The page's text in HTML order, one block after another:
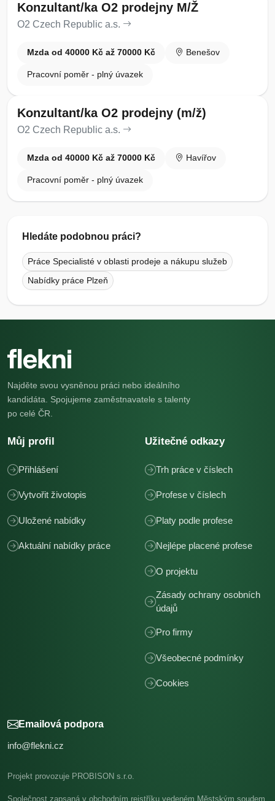
Konzultant/ka O2 prodejny M/Ž
O2 Czech Republic a.s.
Mzda od 40000 Kč až 70000 Kč Benešov
Pracovní poměr - plný úvazek
Konzultant/ka O2 prodejny (m/ž)
O2 Czech Republic a.s.
Mzda od 40000 Kč až 70000 Kč Havířov
Pracovní poměr - plný úvazek
Hledáte podobnou práci?
Práce Specialisté v oblasti prodeje a nákupu služeb
Nabídky práce Plzeň
Najděte svou vysněnou práci nebo ideálního
kandidáta. Spojujeme zaměstnavatele s talenty
po celé ČR.
Můj profil
Přihlášení
Vytvořit životopis
Uložené nabídky
Aktuální nabídky práce
Užitečné odkazy
Trh práce v číslech
Profese v číslech
Platy podle profese
Nejlépe placené profese
O projektu
Zásady ochrany osobních
údajů
Pro firmy
Všeobecné podmínky
Cookies
Emailová podpora
info@flekni.cz
Projekt provozuje PROBISON s.r.o.
Společnost zapsaná v obchodním rejstříku vedeném Městským soudem